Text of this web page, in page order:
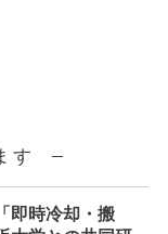
す
即時冷却・搬